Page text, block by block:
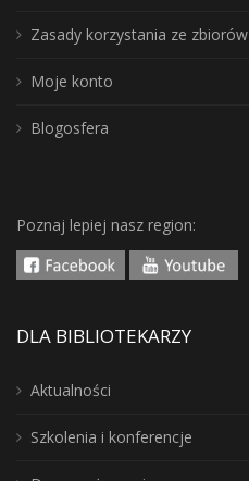
Zasady korzystania ze zbiorów
Moje konto
Blogosfera
Poznaj lepiej nasz region:
DLA BIBLIOTEKARZY
Aktualności
Szkolenia i konferencje